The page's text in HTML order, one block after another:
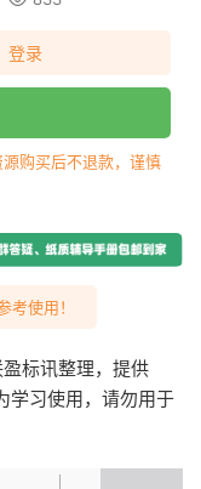
登录
购买后不退款，谨慎
考使用！
标讯整理，提供
学习使用，请勿用于